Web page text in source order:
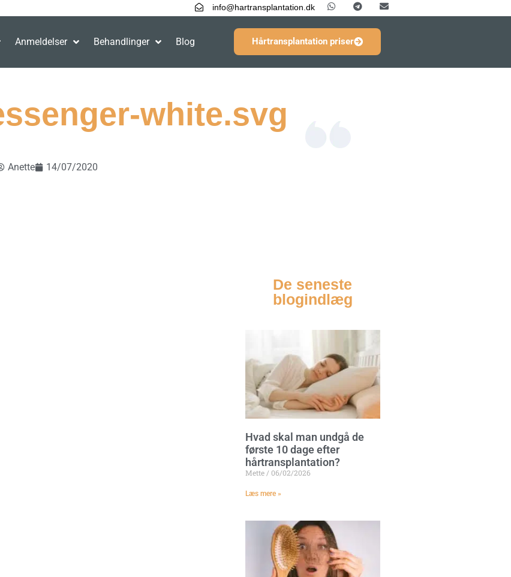
info@hartransplantation.dk
Anmeldelser Behandlinger Blog Hårtransplantation priser
white.svg
Anette 14/07/2020
De seneste
blogindlæg
Hvad skal man undgå de
første 10 dage efter
hårtransplantation?
Mette 06/02/2026
Læs mere »